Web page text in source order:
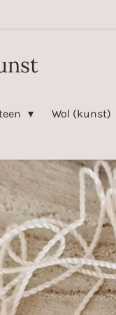
Wol (kunst)